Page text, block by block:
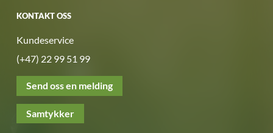
KONTAKT OSS
Kundeservice
(+47) 22 99 51 99
Send oss en melding
Samtykker